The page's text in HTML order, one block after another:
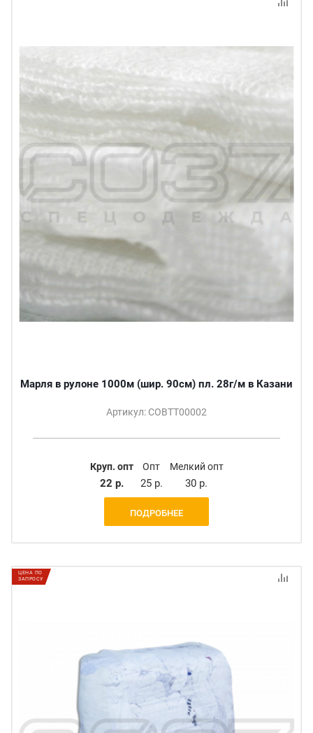
Марля в рулоне 1000м (шир. 90см) пл. 28г/м в Казани
Артикул: СОВТТ00002
Круп. опт
22 р.
Опт
25 р.
Мелкий опт
30 р.
ПОДРОБНЕЕ
ЦЕНА ПО
ЗАПРОСУ